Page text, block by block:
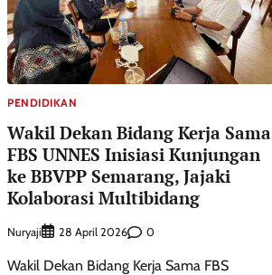
PENDIDIKAN
Wakil Dekan Bidang Kerja Sama
FBS UNNES Inisiasi Kunjungan
ke BBVPP Semarang, Jajaki
Kolaborasi Multibidang
Nuryaji 28 April 2026 0
Wakil Dekan Bidang Kerja Sama FBS